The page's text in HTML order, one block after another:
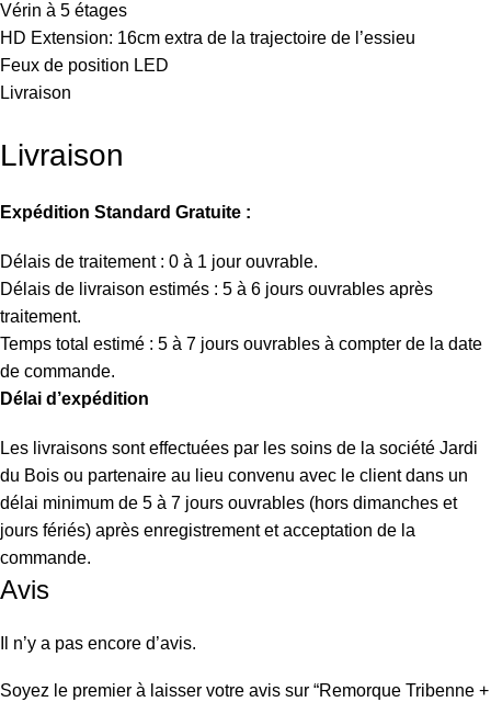
Vérin à 5 étages
HD Extension: 16cm extra de la trajectoire de l’essieu
Feux de position LED
Livraison
Livraison
Expédition Standard Gratuite :
Délais de traitement : 0 à 1 jour ouvrable.
Délais de livraison estimés : 5 à 6 jours ouvrables après
traitement.
Temps total estimé : 5 à 7 jours ouvrables à compter de la date
de commande.
Délai d’expédition
Les livraisons sont effectuées par les soins de la société Jardi
du Bois ou partenaire au lieu convenu avec le client dans un
délai minimum de 5 à 7 jours ouvrables (hors dimanches et
jours fériés) après enregistrement et acceptation de la
commande.
Avis
Il n’y a pas encore d’avis.
Soyez le premier à laisser votre avis sur “Remorque Tribenne +